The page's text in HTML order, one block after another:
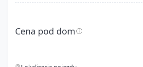
Model
Cena pod dom